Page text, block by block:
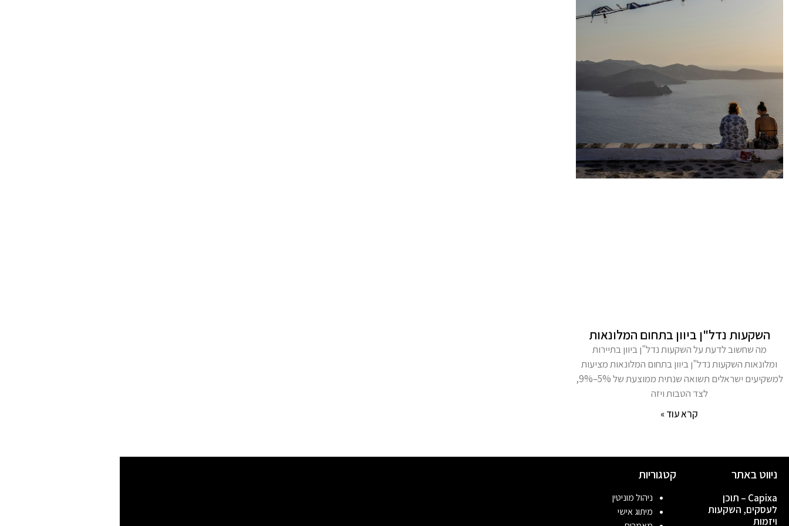
השקעות נדל"ן ביוון בתחום המלונאות
מה שחשוב לדעת על השקעות נדל"ן ביוון בתיירות
ומלונאות השקעות נדל"ן ביוון בתחום המלונאות מציעות
למשקיעים ישראלים תשואה שנתית ממוצעת של 5%–9%,
לצד הטבות ויזה
קרא עוד »
ניווט באתר
Capixa – תוכן
לעסקים, השקעות
ויזמות
קטגוריות
ניהול מוניטין
מיתוג אישי